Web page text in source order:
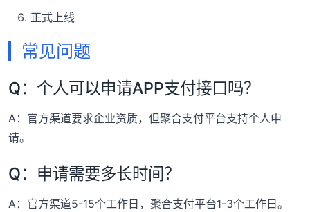
正式上线
常见问题
Q：个人可以申请APP支付接口吗？
A：官方渠道要求企业资质，但聚合支付平台支持个人申
请。
Q：申请需要多长时间？
A：官方渠道5-15个工作日，聚合支付平台1-3个工作日。